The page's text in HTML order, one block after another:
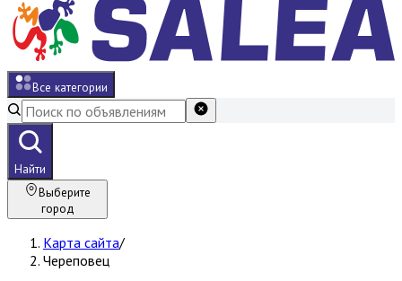
Все категории
Найти
Выберите
город
Карта сайта/
Череповец